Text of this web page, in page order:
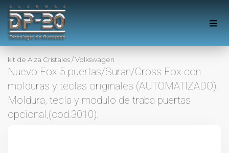
kit de Alza Cristales/Volkswagen
Nuevo Fox 5 puertas/Suran/Cross Fox con
molduras y teclas originales (AUTOMATIZADO).
Moldura, tecla y modulo de traba puertas
opcional,(cod.3010).